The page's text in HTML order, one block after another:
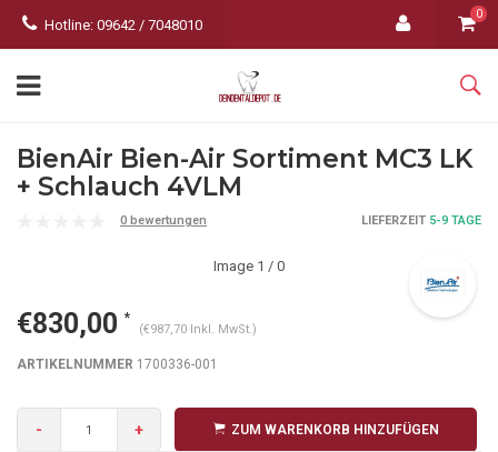
Hotline: 09642 / 7048010
0
BienAir Bien-Air Sortiment MC3 LK
+ Schlauch 4VLM
0 bewertungen LIEFERZEIT 5-9 TAGE
Image 1 / 0
€830,00 *
(€987,70 Inkl. MwSt.)
ARTIKELNUMMER 1700336-001
- + ZUM WARENKORB HINZUFÜGEN